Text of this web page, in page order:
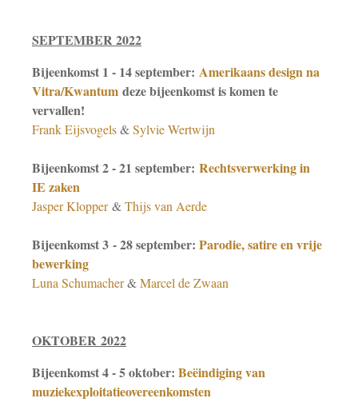
SEPTEMBER 2022
Bijeenkomst 1 - 14 september: Amerikaans design na
Vitra/Kwantum deze bijeenkomst is komen te
vervallen!
Frank Eijsvogels&Sylvie Wertwijn
Bijeenkomst 2 - 21 september: Rechtsverwerking in
IE zaken
Jasper Klopper&Thijs van Aerde
Bijeenkomst 3 - 28 september: Parodie, satire en vrije
bewerking
Luna Schumacher&Marcel de Zwaan
OKTOBER 2022
Bijeenkomst 4 - 5 oktober: Beëindiging van
muziekexploitatieovereenkomsten